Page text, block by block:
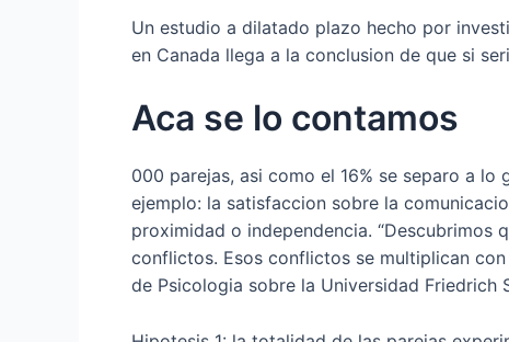
Un estudio a dilatado plazo hecho por
en Canada llega a la conclusion de que si
Aca se lo contamos
000 parejas, asi­ como el 16% se separo a
ejemplo: la satisfaccion sobre la
proximidad o independencia. “Descubrimos
conflictos. Esos conflictos se multiplican
de Psicologia sobre la Universidad Friedrich